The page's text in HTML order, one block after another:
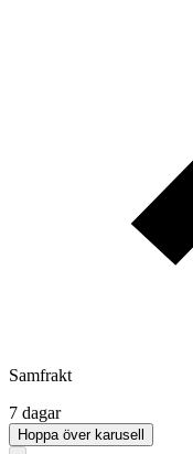
Samfrakt
7 dagar
Hoppa över karusell